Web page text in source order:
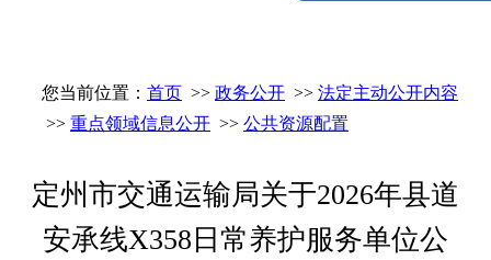
您当前位置： 首页 >> 政务公开 >> 法定主动公开内容
>> 重点领域信息公开 >> 公共资源配置
定州市交通运输局关于2026年县道
安承线X358日常养护服务单位公